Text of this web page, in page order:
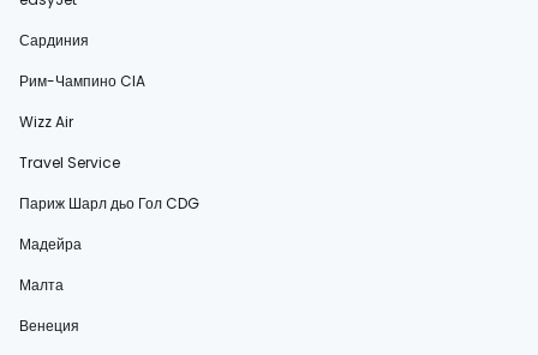
Сардиния
Рим-Чампино CIA
Wizz Air
Travel Service
Париж Шарл дьо Гол CDG
Мадейра
Малта
Венеция